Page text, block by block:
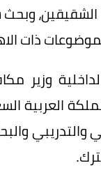
الشقيقين،
ذات
وزير
العربية